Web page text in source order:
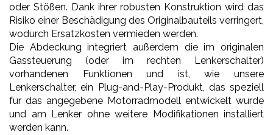
oder Stößen. Dank ihrer robusten Konstruktion wird das
Risiko einer Beschädigung des Originalbauteils verringert,
wodurch Ersatzkosten vermieden werden.
Die Abdeckung integriert außerdem die im originalen
Gassteuerung (oder im rechten Lenkerschalter)
vorhandenen Funktionen und ist, wie unsere
Lenkerschalter, ein Plug-and-Play-Produkt, das speziell
für das angegebene Motorradmodell entwickelt wurde
und am Lenker ohne weitere Modifikationen installiert
werden kann.